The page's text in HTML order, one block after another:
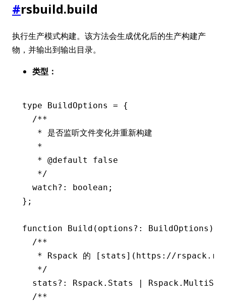
#rsbuild.build
执行生产模式构建。该方法会生成优化后的生产构建产
物，并输出到输出目录。
类型：
type BuildOptions = {
  /**
   * 是否监听文件变化并重新构建
   *
   *
@default
false
   */
  watch
?: boolean ;
};
function Build (options ?: BuildOptions )
  /**
* Rspack 的 [stats](https://
   */
  stats
?: Rspack. Stats | Rspack.
  /**